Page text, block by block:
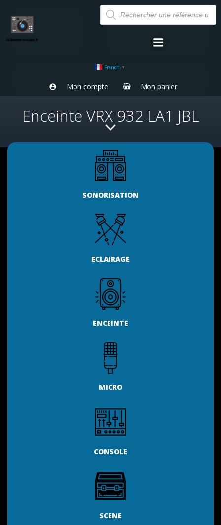
Aller
au
contenu
Recherche
de
produits
French ▼
Mon compte Mon panier
Enceinte VRX 932 LA1 JBL
SONORISATION
ECLAIRAGE
ENCEINTE
MICRO
CONSOLE
SCENE